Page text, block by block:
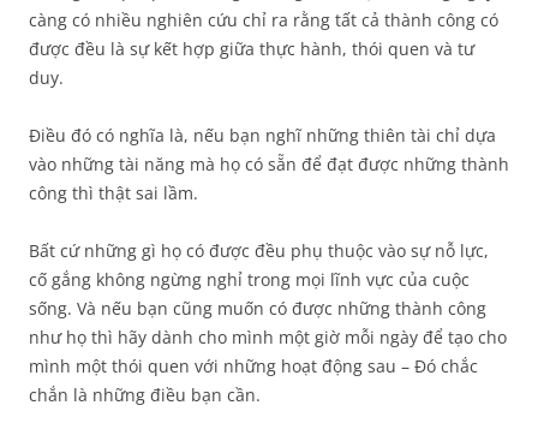
càng có nhiều nghiên cứu chỉ ra rằng tất cả thành công có
được đều là sự kết hợp giữa thực hành, thói quen và tư
duy.
Điều đó có nghĩa là, nếu bạn nghĩ những thiên tài chỉ dựa
vào những tài năng mà họ có sẵn để đạt được những thành
công thì thật sai lầm.
Bất cứ những gì họ có được đều phụ thuộc vào sự nỗ lực,
cố gắng không ngừng nghỉ trong mọi lĩnh vực của cuộc
sống. Và nếu bạn cũng muốn có được những thành công
như họ thì hãy dành cho mình một giờ mỗi ngày để tạo cho
mình một thói quen với những hoạt động sau – Đó chắc
chắn là những điều bạn cần.